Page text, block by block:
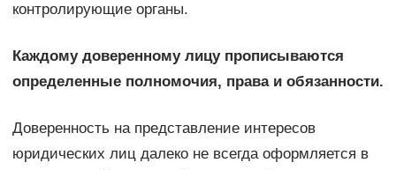
контролирующие органы.
Каждому доверенному лицу прописываются
определенные полномочия, права и обязанности.
Доверенность на представление интересов
юридических лиц далеко не всегда оформляется в